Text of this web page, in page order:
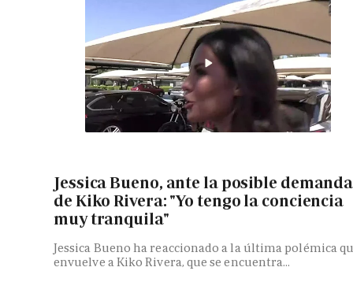
Jessica Bueno, ante la posible demanda
de Kiko Rivera: "Yo tengo la conciencia
muy tranquila"
Jessica Bueno ha reaccionado a la última polémica
envuelve a Kiko Rivera, que se encuentra...